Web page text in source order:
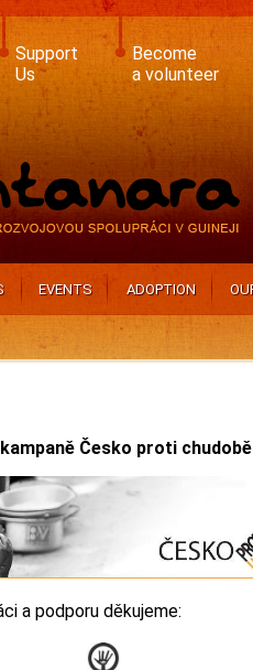
Support
Us
Become
a volunteer
EVENTS ADOPTION
Česko proti
a podporu děkujeme: